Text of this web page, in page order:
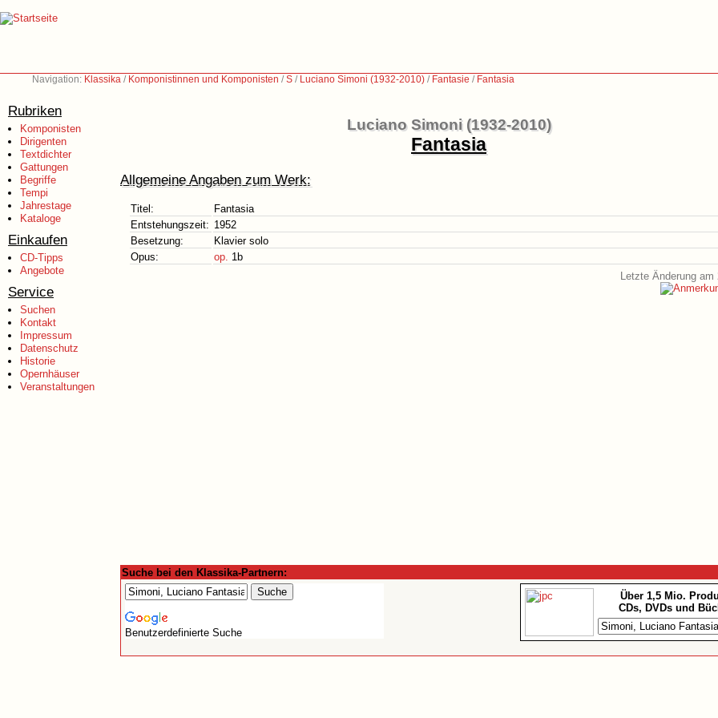
Navigation: Klassika / Komponistinnen und Komponisten /S / Luciano Simoni (1932-2010) / Fantasie / Fantasia
Rubriken
Komponisten
Dirigenten
Textdichter
Gattungen
Begriffe
Tempi
Jahrestage
Kataloge
Einkaufen
CD-Tipps
Angebote
Service
Suchen
Kontakt
Impressum
Datenschutz
Historie
Opernhäuser
Veranstaltungen
Luciano Simoni (1932-2010)
Fantasia
Allgemeine Angaben zum Werk:
Titel:
Fantasia
Entstehungszeit: 1952
Besetzung:
Klavier solo
Opus:
op. 1b
Letzte Änderung am
Suche bei den Klassika-Partnern:
Benutzerdefinierte Suche
Über 1,5 Mio.
CDs, DVDs und